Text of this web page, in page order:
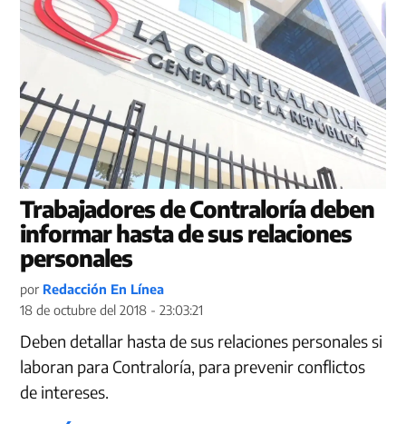
Trabajadores de Contraloría deben
informar hasta de sus relaciones
personales
por Redacción En Línea
18 de octubre del 2018 - 23:03:21
Deben detallar hasta de sus relaciones personales si
laboran para Contraloría, para prevenir conflictos
de intereses.